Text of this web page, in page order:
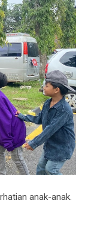
anak-anak.